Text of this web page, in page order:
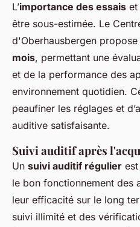
L’importance des essais et
être sous-estimée. Le
d'Oberhausbergen propose
mois, permettant une
et de la performance des
environnement quotidien.
peaufiner les réglages et
auditive satisfaisante.
Suivi auditif après
Un suivi auditif régulier
le bon fonctionnement des
leur efficacité sur le long
suivi illimité et des